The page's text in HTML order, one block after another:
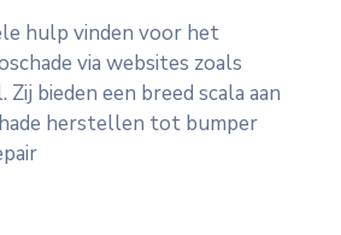
hulp vinden voor het
via websites zoals
bieden een breed scala aan
herstellen tot bumper